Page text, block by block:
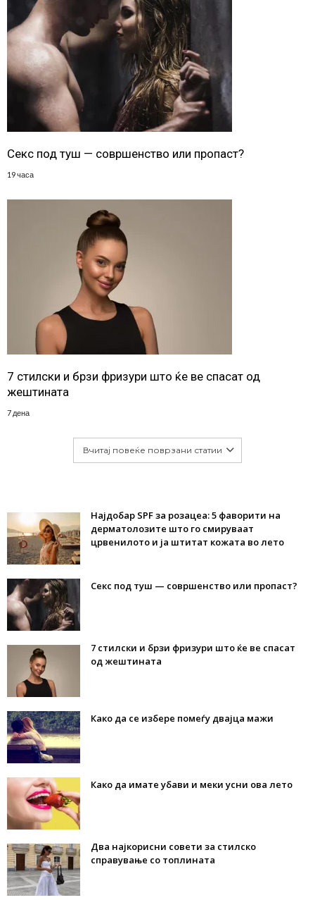
Секс под туш — совршенство или пропаст?
19 часа
7 стилски и брзи фризури што ќе ве спасат од
жештината
7 дена
Вчитај повеќе поврзани статии
Најдобар SPF за розацеа: 5 фаворити на
дерматолозите што го смируваат
црвенилото и ја штитат кожата во лето
Секс под туш — совршенство или пропаст?
7 стилски и брзи фризури што ќе ве спасат
од жештината
Како да се избере помеѓу двајца мажи
Како да имате убави и меки усни ова лето
Два најкорисни совети за стилско
справување со топлината